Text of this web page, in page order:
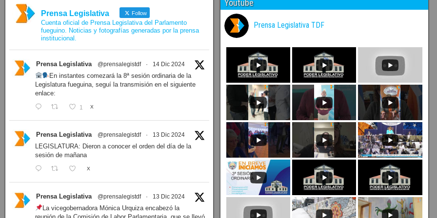
Prensa Legislativa Follow
Cuenta oficial de Prensa Legislativa del Parlamento
fueguino. Noticias y fotografías generadas por la prensa
institucional.
Prensa Legislativa @prensalegistdf · 14 Dic 2024
En instantes comezará la 8ª sesión ordinaria de la
Legislatura fueguina, seguí la transmisión en el siguiente
enlace:
1 X
Prensa Legislativa @prensalegistdf · 13 Dic 2024
LEGISLATURA: Dieron a conocer el orden del día de la
sesión de mañana
X
Prensa Legislativa @prensalegistdf · 13 Dic 2024
La vicegobernadora Mónica Urquiza encabezó la
Youtube
Prensa Legislativa TDF